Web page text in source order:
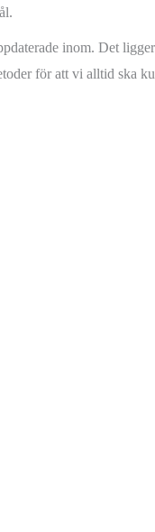
inom. Det
för att vi alltid ska